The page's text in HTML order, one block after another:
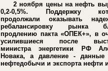
2 ноября цены на нефть
0,2-0,5%. Поддержку
продолжали оказывать
ребалансировку рынка
продлению пакта «ОПЕК+», в
усилившиеся после
министра энергетики РФ
Новака, а давление - данные
нефтедобычи и экспорта нефти